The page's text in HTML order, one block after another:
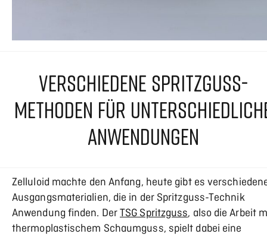
VERSCHIEDENE SPRITZGUSS-
METHODEN FÜR
ANWENDUNGEN
Zelluloid machte den Anfang, heute gibt es
Ausgangsmaterialien, die in der Spritzguss-Technik
Anwendung finden. DerTSG Spritzguss, also die Arbeit
thermoplastischem Schaumguss, spielt dabei eine